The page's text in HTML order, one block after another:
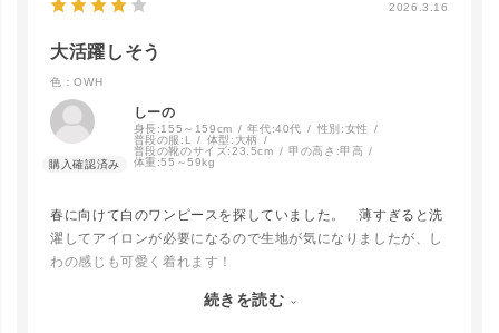
▲ 残りわずか 2026.3.16
大活躍しそう
色：OWH
しーの
身長:155～159cm 年代:40代 性別:女性
普段の服: L 体型: 大柄
普段の靴のサイズ:23.5cm 甲の高さ:甲高
体重:55～59kg
春に向けて白のワンピースを探していました。 薄すぎると洗
濯してアイロンが必要になるので生地が気になりましたが、し
わの感じも可愛く着れます！
ギャザーが思ったより大きく広がるので、少しふくよかに見え
続きを読む